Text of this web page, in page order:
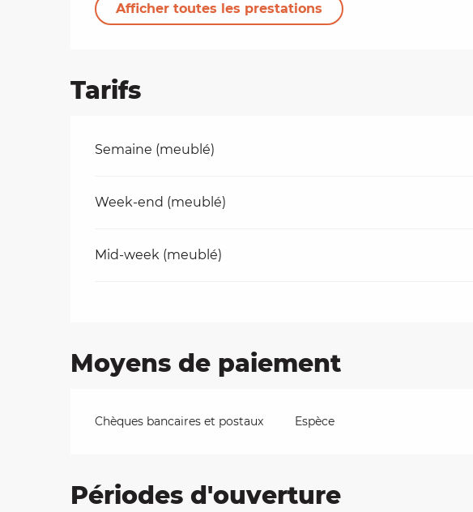
Afficher toutes les prestations
Tarifs
Tarifs 2026
Semaine (meublé)
Week-end (meublé)
Mid-week (meublé)
Moyens de paiement
Chèques bancaires et postaux Espèce
Périodes d'ouverture